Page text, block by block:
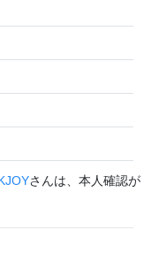
さんは、本人確認が